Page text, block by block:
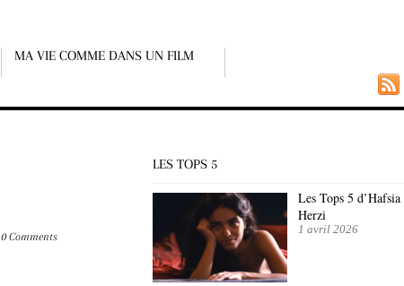
MA VIE COMME DANS UN FILM
0 Comments
LES TOPS 5
Les Tops 5 d’Hafsia
Herzi
1 avril 2026